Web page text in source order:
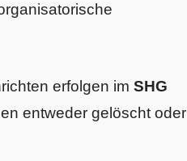
erfolgen im SHG
entweder gelöscht oder